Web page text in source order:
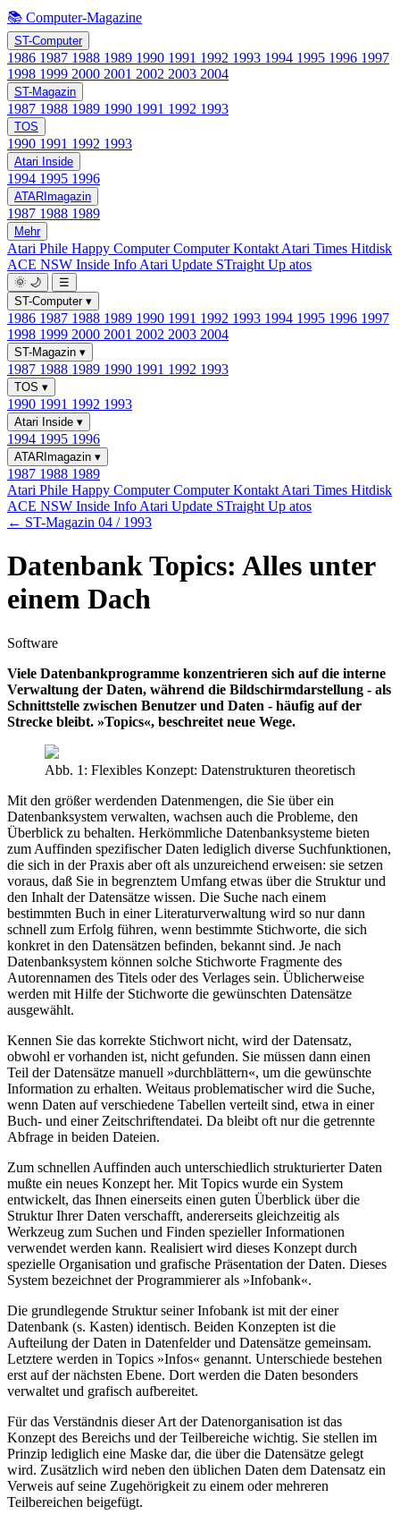
📚 Computer-Magazine
ST-Computer
1986 1987 1988 1989 1990 1991 1992 1993 1994 1995 1996 1997
1998 1999 2000 2001 2002 2003 2004
ST-Magazin
1987 1988 1989 1990 1991 1992 1993
TOS
1990 1991 1992 1993
Atari Inside
1994 1995 1996
ATARImagazin
1987 1988 1989
Mehr
Atari Phile Happy ComputerComputer Kontakt Atari Times Hitdisk
ACE NSW Inside Info Atari Update STraight Up atos
🌞 🌙
☰
ST-Computer ▾
1986 1987 1988 1989 1990 1991 1992 1993 1994 1995 1996 1997
1998 1999 2000 2001 2002 2003 2004
ST-Magazin ▾
1987 1988 1989 1990 1991 1992 1993
TOS ▾
1990 1991 1992 1993
Atari Inside ▾
1994 1995 1996
ATARImagazin ▾
1987 1988 1989
Atari Phile Happy ComputerComputer Kontakt Atari Times Hitdisk
ACE NSW Inside Info Atari Update STraight Up atos
← ST-Magazin 04 / 1993
Datenbank Topics: Alles unter
einem Dach
Software
Viele Datenbankprogramme konzentrieren sich auf die interne
Verwaltung der Daten, während die Bildschirmdarstellung - als
Schnittstelle zwischen Benutzer und Daten - häufig auf der
Strecke bleibt. »Topics«, beschreitet neue Wege.
Abb. 1: Flexibles Konzept: Datenstrukturen theoretisch
Mit den größer werdenden Datenmengen, die Sie über ein
Datenbanksystem verwalten, wachsen auch die Probleme, den
Überblick zu behalten. Herkömmliche Datenbanksysteme bieten
zum Auffinden spezifischer Daten lediglich diverse Suchfunktionen,
die sich in der Praxis aber oft als unzureichend erweisen: sie setzen
voraus, daß Sie in begrenztem Umfang etwas über die Struktur und
den Inhalt der Datensätze wissen. Die Suche nach einem
bestimmten Buch in einer Literaturverwaltung wird so nur dann
schnell zum Erfolg führen, wenn bestimmte Stichworte, die sich
konkret in den Datensätzen befinden, bekannt sind. Je nach
Datenbanksystem können solche Stichworte Fragmente des
Autorennamen des Titels oder des Verlages sein. Üblicherweise
werden mit Hilfe der Stichworte die gewünschten Datensätze
ausgewählt.
Kennen Sie das korrekte Stichwort nicht, wird der Datensatz,
obwohl er vorhanden ist, nicht gefunden. Sie müssen dann einen
Teil der Datensätze manuell »durchblättern«, um die gewünschte
Information zu erhalten. Weitaus problematischer wird die Suche,
wenn Daten auf verschiedene Tabellen verteilt sind, etwa in einer
Buch- und einer Zeitschriftendatei. Da bleibt oft nur die getrennte
Abfrage in beiden Dateien.
Zum schnellen Auffinden auch unterschiedlich strukturierter Daten
mußte ein neues Konzept her. Mit Topics wurde ein System
entwickelt, das Ihnen einerseits einen guten Überblick über die
Struktur Ihrer Daten verschafft, andererseits gleichzeitig als
Werkzeug zum Suchen und Finden spezieller Informationen
verwendet werden kann. Realisiert wird dieses Konzept durch
spezielle Organisation und grafische Präsentation der Daten. Dieses
System bezeichnet der Programmierer als »Infobank«.
Die grundlegende Struktur seiner Infobank ist mit der einer
Datenbank (s. Kasten) identisch. Beiden Konzepten ist die
Aufteilung der Daten in Datenfelder und Datensätze gemeinsam.
Letztere werden in Topics »Infos« genannt. Unterschiede bestehen
erst auf der nächsten Ebene. Dort werden die Daten besonders
verwaltet und grafisch aufbereitet.
Für das Verständnis dieser Art der Datenorganisation ist das
Konzept des Bereichs und der Teilbereiche wichtig. Sie stellen im
Prinzip lediglich eine Maske dar, die über die Datensätze gelegt
wird. Zusätzlich wird neben den üblichen Daten dem Datensatz ein
Verweis auf seine Zugehörigkeit zu einem oder mehreren
Teilbereichen beigefügt.